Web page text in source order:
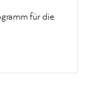
für die